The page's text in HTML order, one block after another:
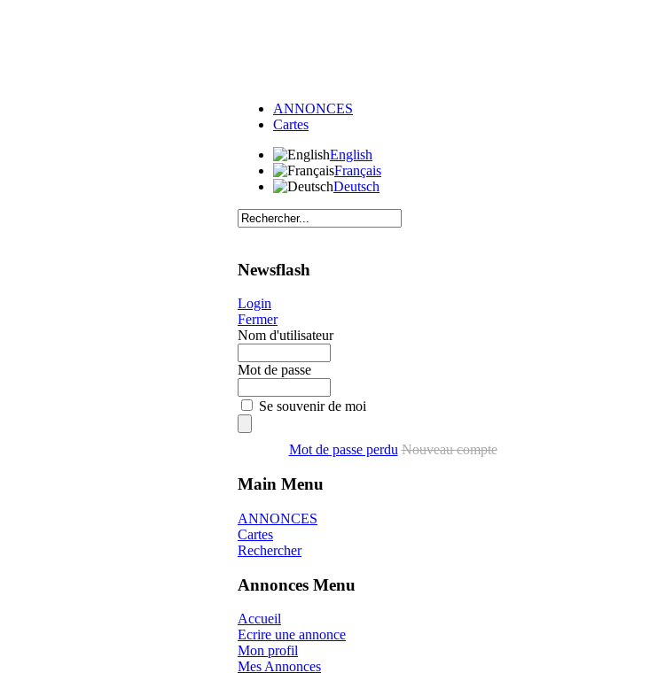
ANNONCES
Cartes
English
Français
Deutsch
Newsflash
Login
Fermer
Nom d'utilisateur
Mot de passe
Se souvenir de moi
Mot de passe perdu Nouveau compte
Main Menu
ANNONCES
Cartes
Rechercher
Annonces Menu
Accueil
Ecrire une annonce
Mon profil
Mes Annonces